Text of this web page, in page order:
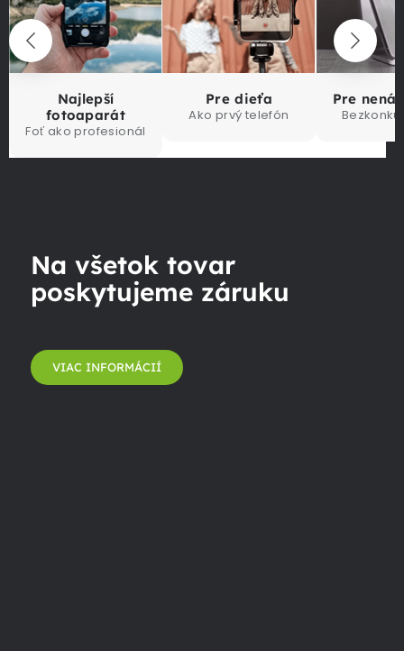
Najlepší
fotoaparát
Foť ako profesionál
Pre dieťa
Ako prvý telefón
Pre
Na všetok tovar
poskytujeme záruku
VIAC INFORMÁCIÍ